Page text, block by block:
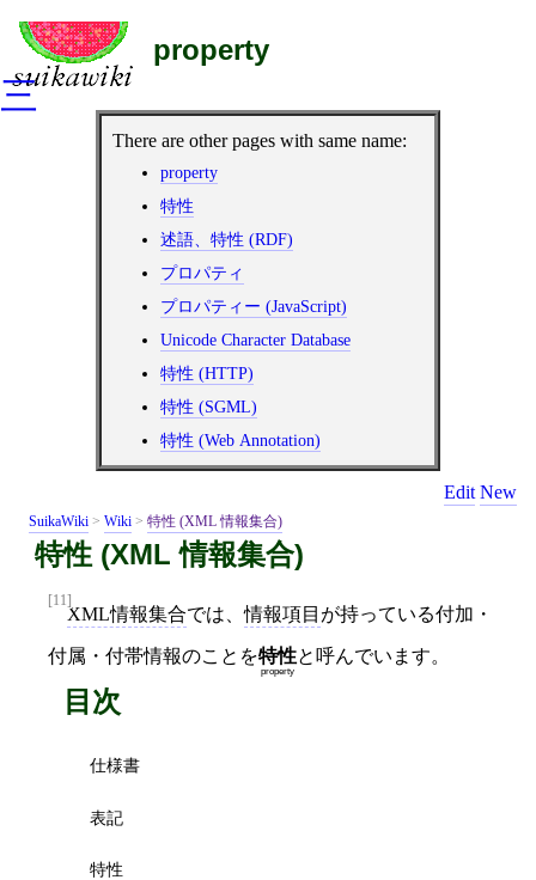
property
There are other pages with same name:
property
特性
述語、特性 (RDF)
プロパティ
プロパティー (JavaScript)
Unicode Character Database
特性 (HTTP)
特性 (SGML)
特性 (Web Annotation)
Edit New
SuikaWiki > Wiki > 特性 (XML 情報集合)
特性 (XML 情報集合)
[11]
XML情報集合では、情報項目 が持っている付加・
付属・付帯情報のことを特性
property
と呼んでいます。
目次
仕様書
表記
特性
三